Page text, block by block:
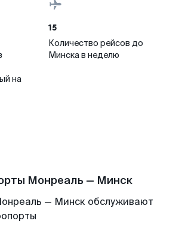
на
15
Количество рейсов до
Минска в неделю
Монреаль — Минск
— Минск обслуживают